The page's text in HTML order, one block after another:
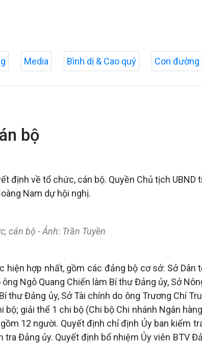
Media Bình dị & Cao quý Con đường
bộ
định về tổ chức, cán bộ. Quyền Chủ tịch UBND
Nam dự hội nghị.
cán bộ - Ảnh: Trần Tuyền
hợp nhất, gồm các đảng bộ cơ sở: Sở Dân
Ngô Quang Chiến làm Bí thư Đảng ủy, Sở
thư Đảng ủy, Sở Tài chính do ông Trương Chí
giải thể 1 chi bộ (Chi bộ Chi nhánh Ngân
12 người. Quyết định chỉ định Ủy ban kiểm
Đảng ủy. Quyết định bổ nhiệm Ủy viên BTV